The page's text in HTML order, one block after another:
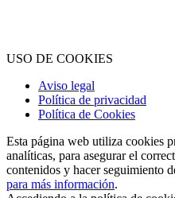
USO DE COOKIES
Aviso legal
Política de privacidad
Política de Cookies
Esta página web utiliza cookies
analíticas, para asegurar el
contenidos y hacer seguimiento
para más información.